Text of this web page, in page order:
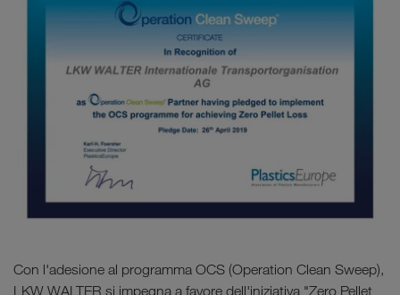
Con l'adesione al programma OCS (Operation Clean Sweep),
LKW WALTER si impegna a favore dell'iniziativa "Zero Pellet